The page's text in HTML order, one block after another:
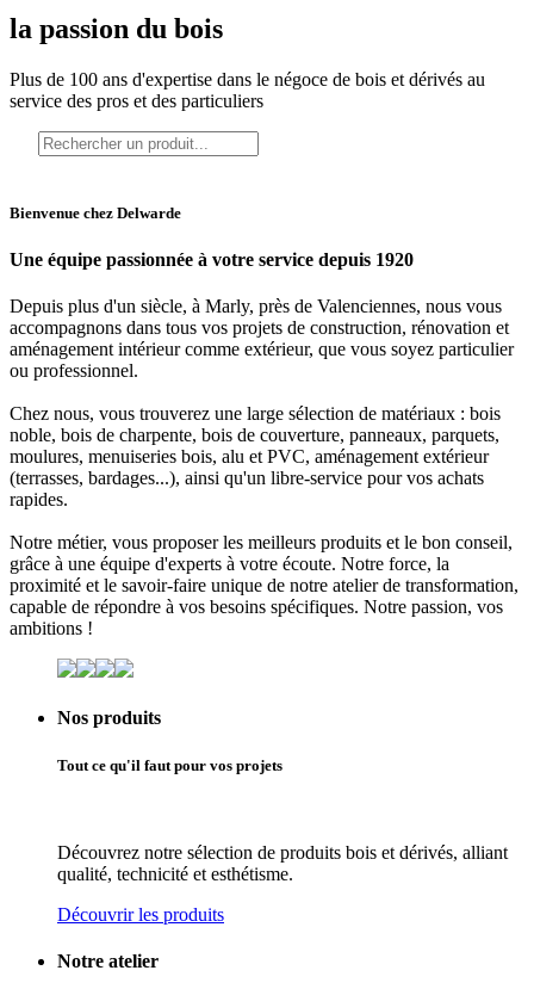
la passion du bois
Plus de 100 ans d'expertise dans le négoce de bois et dérivés au
service des pros et des particuliers
Bienvenue chez Delwarde
Une équipe passionnée à votre service depuis 1920
Depuis plus d'un siècle, à Marly, près de Valenciennes, nous vous
accompagnons dans tous vos projets de construction, rénovation et
aménagement intérieur comme extérieur, que vous soyez particulier
ou professionnel.
Chez nous, vous trouverez une large sélection de matériaux : bois
noble, bois de charpente, bois de couverture, panneaux, parquets,
moulures, menuiseries bois, alu et PVC, aménagement extérieur
(terrasses, bardages...), ainsi qu'un libre-service pour vos achats
rapides.
Notre métier, vous proposer les meilleurs produits et le bon conseil,
grâce à une équipe d'experts à votre écoute. Notre force, la
proximité et le savoir-faire unique de notre atelier de transformation,
capable de répondre à vos besoins spécifiques. Notre passion, vos
ambitions !
Nos produits
Tout ce qu'il faut pour vos projets
Découvrez notre sélection de produits bois et dérivés, alliant
qualité, technicité et esthétisme.
Découvrir les produits
Notre atelier